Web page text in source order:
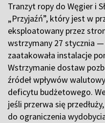
Tranzyt ropy do Węgier i
„Przyjaźń”, który jest w
eksploatowany przez
wstrzymany 27 stycznia
zaatakowała instalacje
Wstrzymanie dostaw
źródeł wpływów
deficytu budżetowego.
jeśli przerwa się
do ograniczenia